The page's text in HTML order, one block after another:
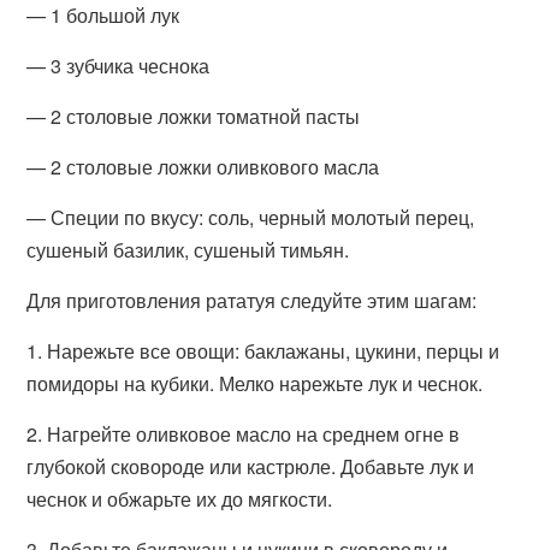
— 1 большой лук
— 3 зубчика чеснока
— 2 столовые ложки томатной пасты
— 2 столовые ложки оливкового масла
— Специи по вкусу: соль, черный молотый перец,
сушеный базилик, сушеный тимьян.
Для приготовления рататуя следуйте этим шагам:
1. Нарежьте все овощи: баклажаны, цукини, перцы и
помидоры на кубики. Мелко нарежьте лук и чеснок.
2. Нагрейте оливковое масло на среднем огне в
глубокой сковороде или кастрюле. Добавьте лук и
чеснок и обжарьте их до мягкости.